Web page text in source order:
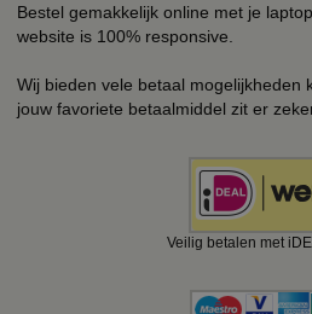
Bestel gemakkelijk online met je
website is 100% responsive.
Wij bieden vele betaal mogelijkheden
jouw favoriete betaalmiddel zit er
Veilig betalen met